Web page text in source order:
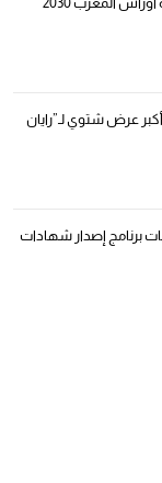
عرض شتوي لـ”رايان
برنامج إصدار شهادات